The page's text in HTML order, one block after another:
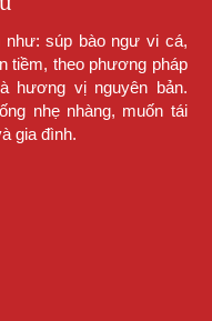
súp bào ngư vi cá,
tiềm, theo phương pháp
hương vị nguyên bản.
nhẹ nhàng, muốn tái
gia đình.